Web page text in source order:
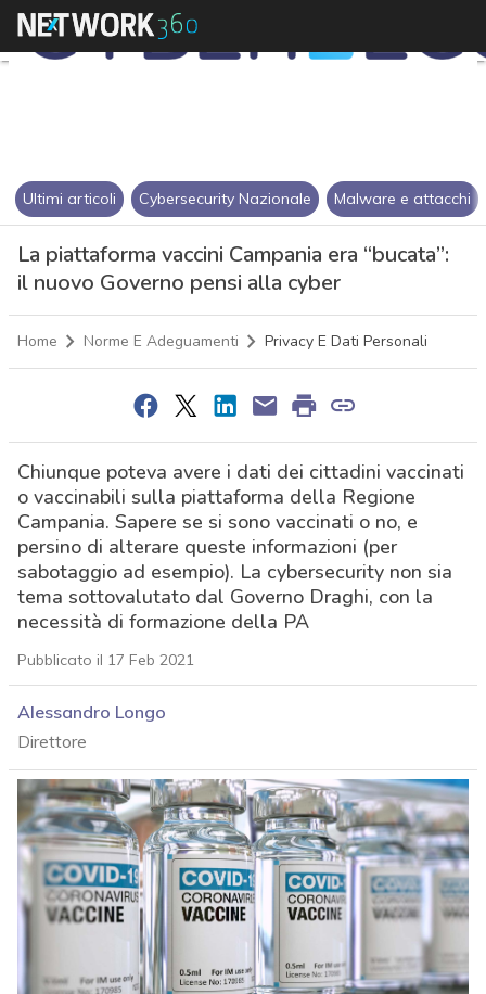
Ultimi articoli Cybersecurity Nazionale Malware e attacchi
La piattaforma vaccini Campania era “bucata”:
il nuovo Governo pensi alla cyber
Home Norme E Adeguamenti Privacy E Dati Personali
Chiunque poteva avere i dati dei cittadini vaccinati
o vaccinabili sulla piattaforma della Regione
Campania. Sapere se si sono vaccinati o no, e
persino di alterare queste informazioni (per
sabotaggio ad esempio). La cybersecurity non sia
tema sottovalutato dal Governo Draghi, con la
necessità di formazione della PA
Pubblicato il 17 Feb 2021
Alessandro Longo
Direttore